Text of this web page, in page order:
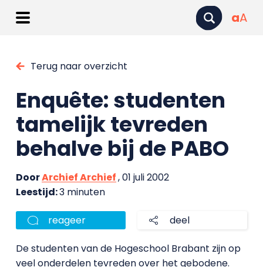
aA
Terug naar overzicht
Enquête: studenten
tamelijk tevreden
behalve bij de PABO
DoorArchief Archief, 01 juli 2002
Leestijd:3 minuten
reageer deel
De studenten van de Hogeschool Brabant zijn op
veel onderdelen tevreden over het gebodene.